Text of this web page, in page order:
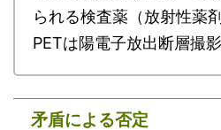
られる検査薬（放射性薬
PETは陽電子放出断層撮影
矛盾による否定